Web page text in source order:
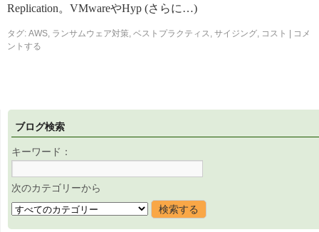
Replication。VMwareやHyp (さらに…)
タグ: AWS, ランサムウェア対策, ベストプラクティス, サイジング, コスト
コメ
ントする
ブログ検索
キーワード：
次のカテゴリーから